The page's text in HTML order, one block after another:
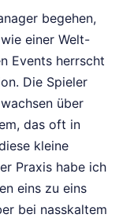
begehen,
einer Welt-
Events herrscht
Die Spieler
über
das oft in
kleine
Praxis habe ich
eins zu eins
bei nasskaltem